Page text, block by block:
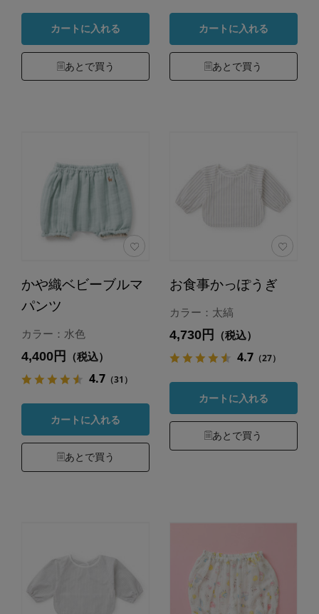
カートに入れる
あとで買う
カートに入れる
あとで買う
かや織ベビーブルマ
パンツ
カラー：水色
4,400円 （税込）
4.7（31）
カートに入れる
あとで買う
お食事かっぽうぎ
カラー：太縞
4,730円 （税込）
4.7（27）
カートに入れる
あとで買う